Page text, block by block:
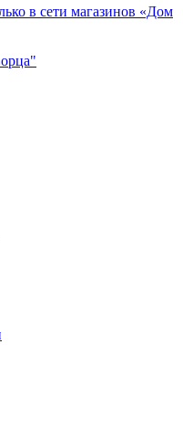
в сети магазинов «Дом